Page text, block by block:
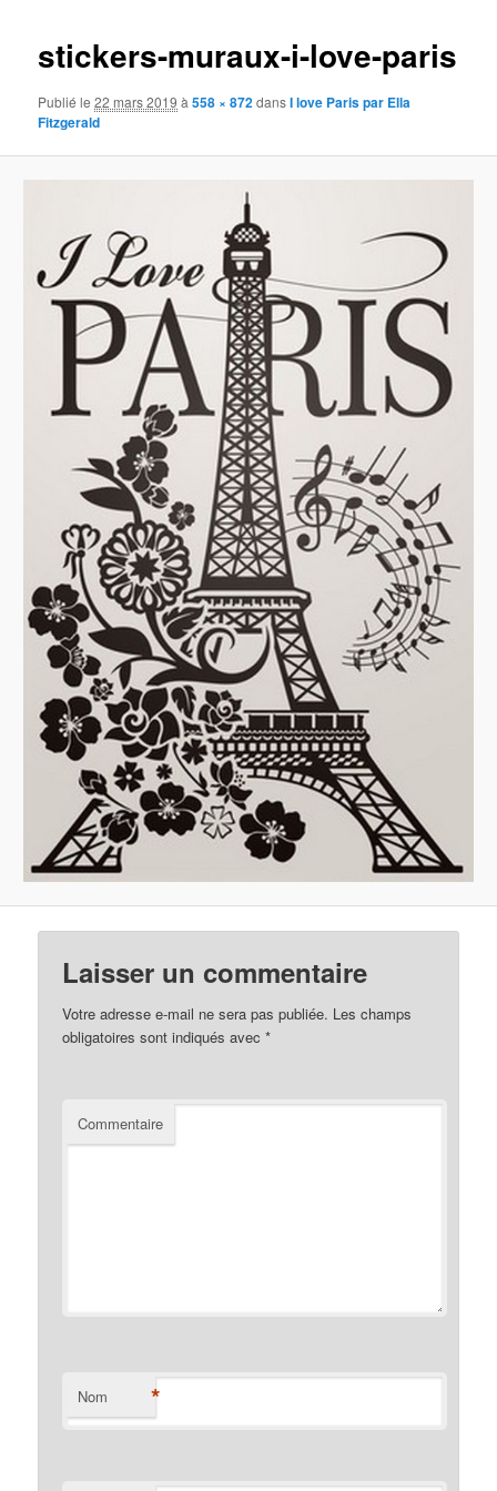
stickers-muraux-i-love-paris
Publié le22 mars 2019 à558 × 872dansI love Paris par Ella
Fitzgerald
Laisser un commentaire
Votre adresse e-mail ne sera pas publiée. Les champs
obligatoires sont indiqués avec*
Commentaire
Nom *